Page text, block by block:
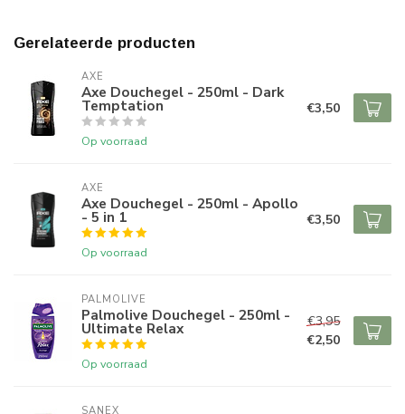
Gerelateerde producten
AXE
Axe Douchegel - 250ml - Dark
Temptation
Op voorraad
€3,50
AXE
Axe Douchegel - 250ml - Apollo
- 5 in 1
Op voorraad
€3,50
PALMOLIVE
Palmolive Douchegel - 250ml -
Ultimate Relax
Op voorraad
€3,95
€2,50
SANEX